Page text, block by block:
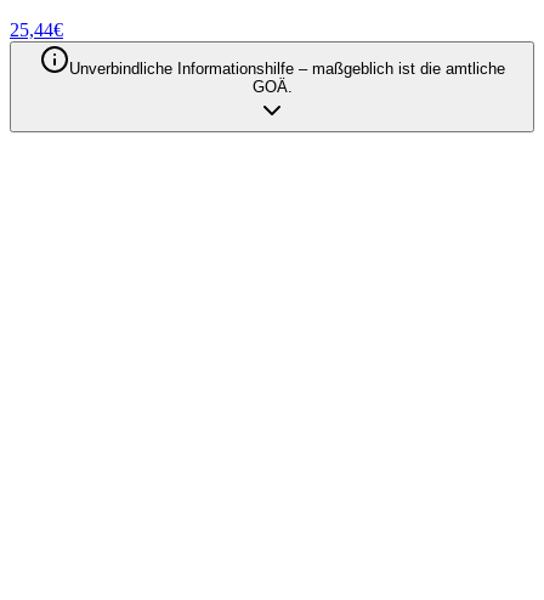
25,44€
Unverbindliche Informationshilfe – maßgeblich ist die amtliche
GOÄ.